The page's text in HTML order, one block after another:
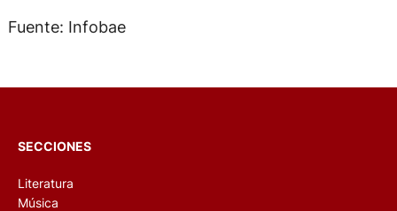
Fuente: Infobae
SECCIONES
Literatura
Música